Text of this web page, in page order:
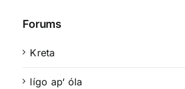
Forums
Kreta
lígo ap‘ óla